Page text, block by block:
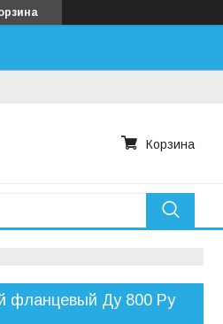
Корзина
фланцевый Ду 800 Ру